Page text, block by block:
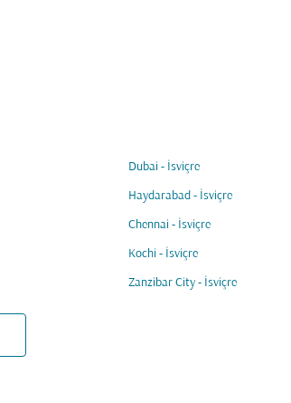
Dubai - İsviçre
Haydarabad - İsviçre
Chennai - İsviçre
Kochi - İsviçre
Zanzibar City - İsviçre